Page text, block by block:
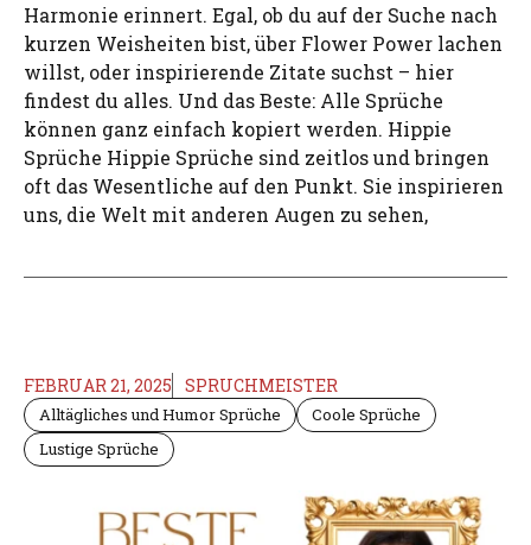
Harmonie erinnert. Egal, ob du auf der Suche nach
kurzen Weisheiten bist, über Flower Power lachen
willst, oder inspirierende Zitate suchst – hier
findest du alles. Und das Beste: Alle Sprüche
können ganz einfach kopiert werden. Hippie
Sprüche Hippie Sprüche sind zeitlos und bringen
oft das Wesentliche auf den Punkt. Sie inspirieren
uns, die Welt mit anderen Augen zu sehen,
FEBRUAR 21, 2025 SPRUCHMEISTER
Alltägliches und Humor Sprüche
Coole Sprüche
Lustige Sprüche